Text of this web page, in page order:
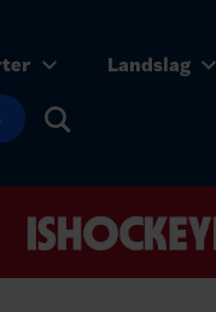
Landslag